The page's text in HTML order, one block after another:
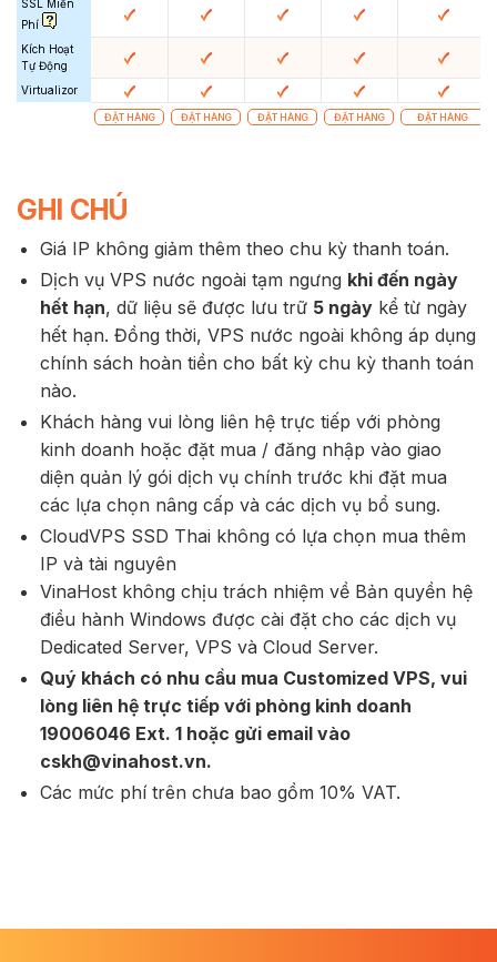
SSL Miễn
Phí
Kích Hoạt
Tự Động
Virtualizor
ĐẶT HÀNG ĐẶT HÀNG ĐẶT HÀNG ĐẶT HÀNG ĐẶT HÀNG
GHI CHÚ
Giá IP không giảm thêm theo chu kỳ thanh toán.
Dịch vụ VPS nước ngoài tạm ngưng khi đến ngày
hết hạn, dữ liệu sẽ được lưu trữ 5 ngàykể từ ngày
hết hạn. Đồng thời, VPS nước ngoài không áp dụng
chính sách hoàn tiền cho bất kỳ chu kỳ thanh toán
nào.
Khách hàng vui lòng liên hệ trực tiếp với phòng
kinh doanh hoặc đặt mua / đăng nhập vào giao
diện quản lý gói dịch vụ chính trước khi đặt mua
các lựa chọn nâng cấp và các dịch vụ bổ sung.
CloudVPS SSD Thai không có lựa chọn mua thêm
IP và tài nguyên
VinaHost không chịu trách nhiệm về Bản quyền hệ
điều hành Windows được cài đặt cho các dịch vụ
Dedicated Server, VPS và Cloud Server.
Quý khách có nhu cầu mua Customized VPS, vui
lòng liên hệ trực tiếp với phòng kinh doanh
19006046 Ext. 1 hoặc gửi email vào
cskh@vinahost.vn.
Các mức phí trên chưa bao gồm 10% VAT.